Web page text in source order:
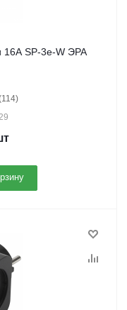
16А SP-3e-W ЭРА